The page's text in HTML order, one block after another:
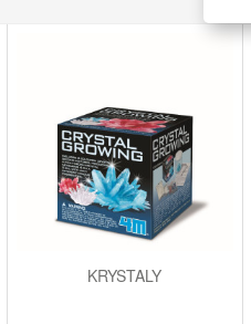
KRYSTALY